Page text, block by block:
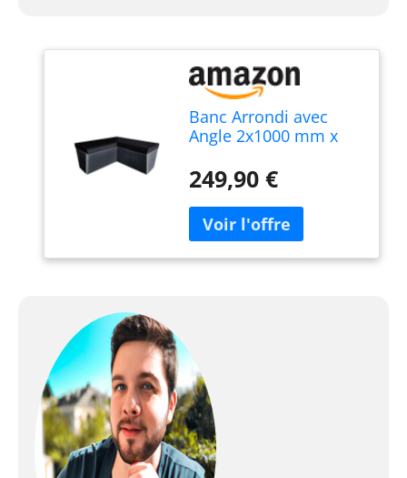
Banc Arrondi avec
Angle 2x1000 mm x
carreler en XPS à
Assembler pour
hammam Salle de
Bain
249,90 €